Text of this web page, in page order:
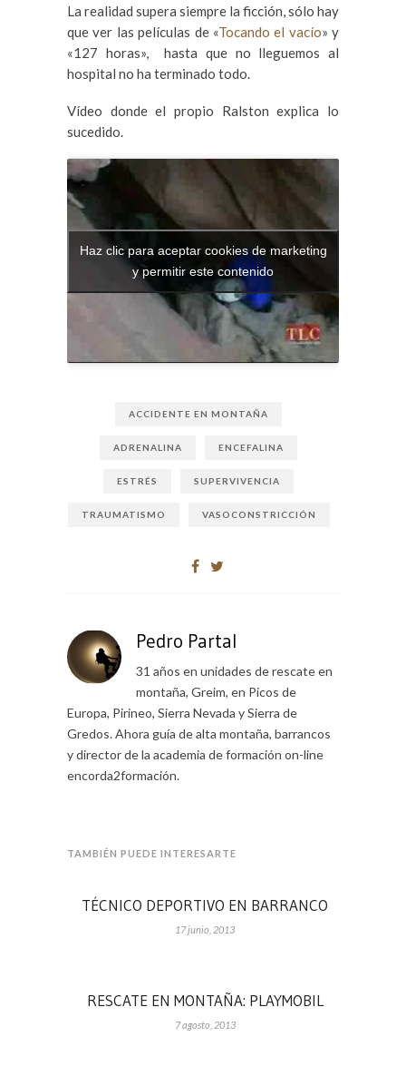
La realidad supera siempre la ficción, sólo hay
que ver las películas de «Tocando el vacío» y
«127 horas», hasta que no lleguemos al
hospital no ha terminado todo.
Vídeo donde el propio Ralston explica lo
sucedido.
Haz clic para aceptar cookies de marketing
y permitir este contenido
ACCIDENTE EN MONTAÑA
ADRENALINA ENCEFALINA
ESTRÉS SUPERVIVENCIA
TRAUMATISMO VASOCONSTRICCIÓN
Pedro Partal
31 años en unidades de rescate en
montaña, Greim, en Picos de
Europa, Pirineo, Sierra Nevada y Sierra de
Gredos. Ahora guía de alta montaña, barrancos
y director de la academia de formación on-line
encorda2formación.
TAMBIÉN PUEDE INTERESARTE
TÉCNICO DEPORTIVO EN BARRANCO
17 junio, 2013
RESCATE EN MONTAÑA: PLAYMOBIL
7 agosto, 2013